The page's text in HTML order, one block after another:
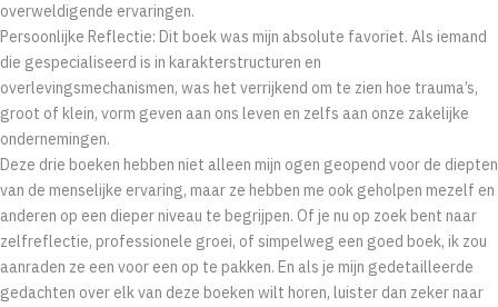
overweldigende ervaringen.
Persoonlijke Reflectie: Dit boek was mijn absolute favoriet. Als iemand
die gespecialiseerd is in karakterstructuren en
overlevingsmechanismen, was het verrijkend om te zien hoe trauma’s,
groot of klein, vorm geven aan ons leven en zelfs aan onze zakelijke
ondernemingen.
Deze drie boeken hebben niet alleen mijn ogen geopend voor de diepten
van de menselijke ervaring, maar ze hebben me ook geholpen mezelf en
anderen op een dieper niveau te begrijpen. Of je nu op zoek bent naar
zelfreflectie, professionele groei, of simpelweg een goed boek, ik zou
aanraden ze een voor een op te pakken. En als je mijn gedetailleerde
gedachten over elk van deze boeken wilt horen, luister dan zeker naar